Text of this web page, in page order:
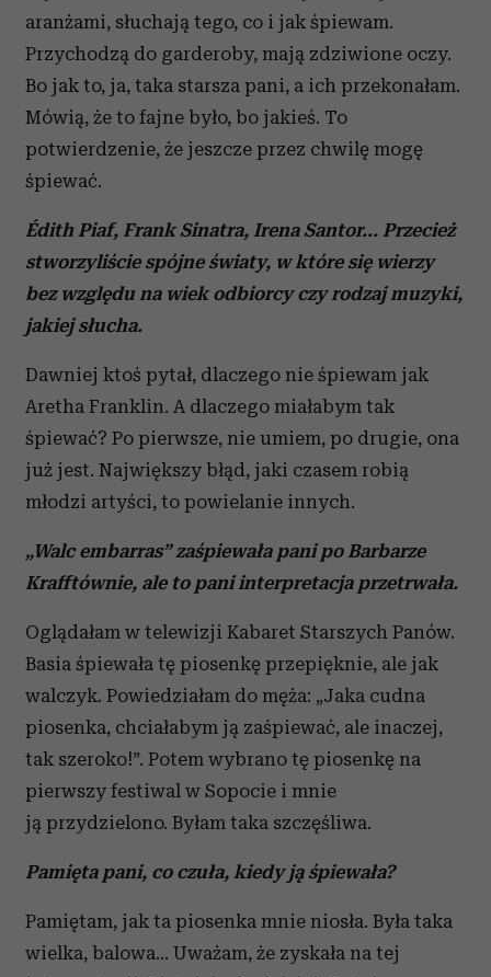
aranżami, słuchają tego, co i jak śpiewam.
Przychodzą do garderoby, mają zdziwione oczy.
Bo jak to, ja, taka starsza pani, a ich przekonałam.
Mówią, że to fajne było, bo jakieś. To
potwierdzenie, że jeszcze przez chwilę mogę
śpiewać.
Édith Piaf, Frank Sinatra, Irena Santor... Przecież
stworzyliście spójne światy, w które się wierzy
bez względu na wiek odbiorcy czy rodzaj muzyki,
jakiej słucha.
Dawniej ktoś pytał, dlaczego nie śpiewam jak
Aretha Franklin. A dlaczego miałabym tak
śpiewać? Po pierwsze, nie umiem, po drugie, ona
już jest. Największy błąd, jaki czasem robią
młodzi artyści, to powielanie innych.
„Walc embarras” zaśpiewała pani po Barbarze
Krafftównie, ale to pani interpretacja przetrwała.
Oglądałam w telewizji Kabaret Starszych Panów.
Basia śpiewała tę piosenkę przepięknie, ale jak
walczyk. Powiedziałam do męża: „Jaka cudna
piosenka, chciałabym ją zaśpiewać, ale inaczej,
tak szeroko!”. Potem wybrano tę piosenkę na
pierwszy festiwal w Sopocie i mnie
ją przydzielono. Byłam taka szczęśliwa.
Pamięta pani, co czuła, kiedy ją śpiewała?
Pamiętam, jak ta piosenka mnie niosła. Była taka
wielka, balowa… Uważam, że zyskała na tej